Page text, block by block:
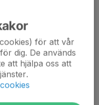
Jag försöker fördela
att hitta en ersättare.
för att vår
dig. De används
att hjälpa oss att